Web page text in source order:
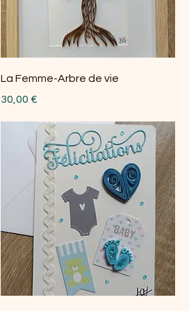
La Femme-Arbre de vie
Prix
30,00 €